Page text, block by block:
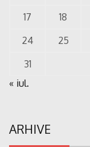
17
18
24
25
31
« iul.
ARHIVE